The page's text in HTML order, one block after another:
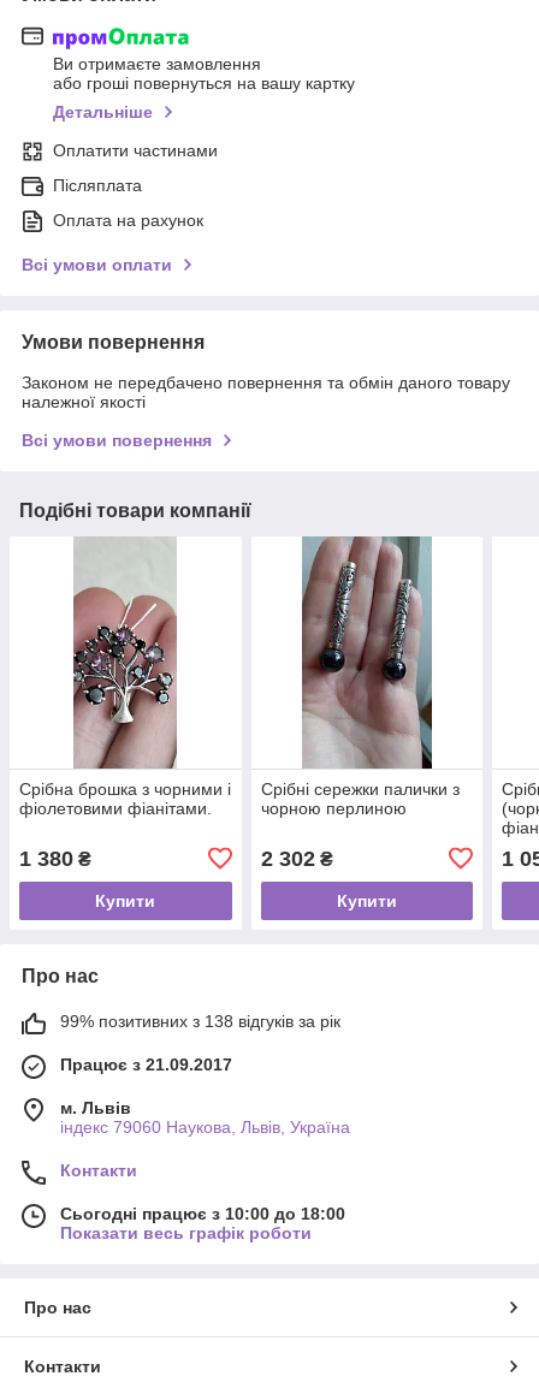
Ви отримаєте замовлення
або гроші повернуться на вашу картку
Детальніше
Оплатити частинами
Післяплата
Оплата на рахунок
Всі умови оплати
Умови повернення
Законом не передбачено повернення та обмін даного товару
належної якості
Всі умови повернення
Подібні товари компанії
Срібна брошка з чорними і
фіолетовими фіанітами.
1 380 ₴
Купити
Срібні сережки палички з
чорною перлиною
2 302₴
Купити
1
Про нас
99% позитивних з 138 відгуків за рік
Працює з 21.09.2017
м. Львів
індекс 79060 Наукова, Львів, Україна
Контакти
Сьогодні працює з 10:00 до 18:00
Показати весь графік роботи
Про нас
Контакти